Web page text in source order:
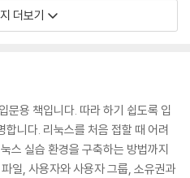
더보기
문용 책입니다. 따라 하기 쉽도록 입
니다. 리눅스를 처음 접할 때 어려
스 실습 환경을 구축하는 방법까지
일, 사용자와 사용자 그룹, 소유권과